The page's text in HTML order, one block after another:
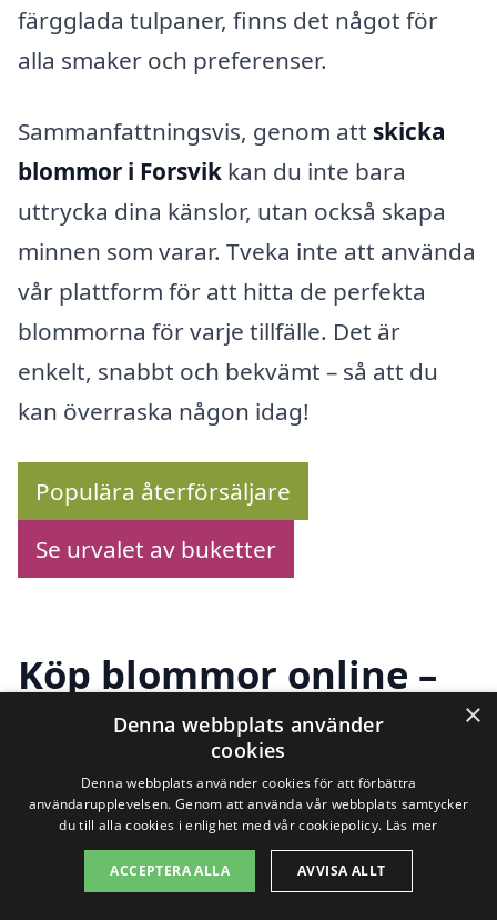
färgglada tulpaner, finns det något för
alla smaker och preferenser.
Sammanfattningsvis, genom att skicka
blommor i Forsvik kan du inte bara
uttrycka dina känslor, utan också skapa
minnen som varar. Tveka inte att använda
vår plattform för att hitta de perfekta
blommorna för varje tillfälle. Det är
enkelt, snabbt och bekvämt – så att du
kan överraska någon idag!
Populära återförsäljare
Se urvalet av buketter
Köp blommor online –
Se utbudet här!
Letar du efter att skicka blommor i
Forsvik? Här hittar du ett brett utbud av
vackra buketter som passar alla tillfällen.
×
Denna webbplats använder
cookies
Denna webbplats använder cookies för att förbättra
användarupplevelsen. Genom att använda vår webbplats samtycker
du till alla cookies i enlighet med vår cookiepolicy. Läs mer
ACCEPTERA ALLA AVVISA ALLT